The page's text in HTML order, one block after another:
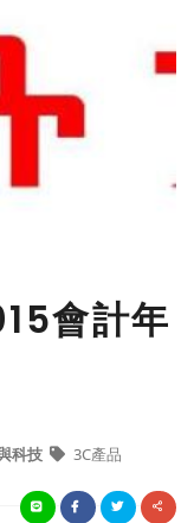
會計年
科技 3C產品